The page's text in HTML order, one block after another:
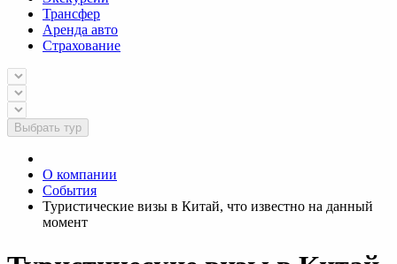
Трансфер
Аренда авто
Страхование
Выбрать тур
О компании
События
Туристические визы в Китай, что известно на данный
момент